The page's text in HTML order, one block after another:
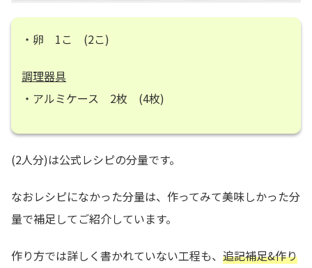
・卵 1こ (2こ)
調理器具
・アルミケース 2枚 (4枚)
(2人分)は公式レシピの分量です。
なおレシピになかった分量は、作ってみて美味しかった分
量で補足してご紹介しています。
作り方では詳しく書かれていない工程も、 追記補足&作り